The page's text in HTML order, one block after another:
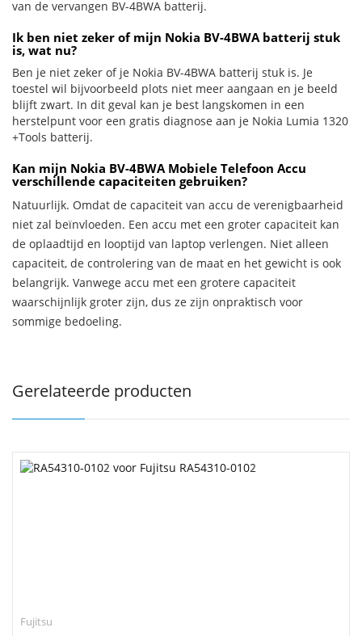
van de vervangen BV-4BWA batterij.
Ik ben niet zeker of mijn Nokia BV-4BWA batterij stuk
is, wat nu?
Ben je niet zeker of je Nokia BV-4BWA batterij stuk is. Je
toestel wil bijvoorbeeld plots niet meer aangaan en je beeld
blijft zwart. In dit geval kan je best langskomen in een
herstelpunt voor een gratis diagnose aan je Nokia Lumia 1320
+Tools batterij.
Kan mijn Nokia BV-4BWA Mobiele Telefoon Accu
verschillende capaciteiten gebruiken?
Natuurlijk. Omdat de capaciteit van accu de verenigbaarheid
niet zal beïnvloeden. Een accu met een groter capaciteit kan
de oplaadtijd en looptijd van laptop verlengen. Niet alleen
capaciteit, de controlering van de maat en het gewicht is ook
belangrijk. Vanwege accu met een grotere capaciteit
waarschijnlijk groter zijn, dus ze zijn onpraktisch voor
sommige bedoeling.
Gerelateerde producten
Fujitsu